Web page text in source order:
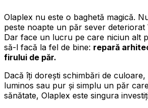
Olaplex nu este o baghetă magică.
peste noapte un păr sever
Dar face un lucru pe care niciun alt
să-l facă la fel de bine: repară
firului de păr.
Dacă îți dorești schimbări de
luminos sau pur și simplu un păr
sănătate, Olaplex este singura